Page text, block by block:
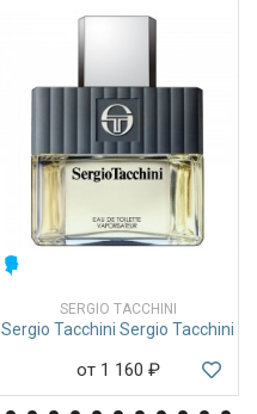
SERGIO TACCHINI
Sergio Tacchini Sergio Tacchini
от 1 160 ₽